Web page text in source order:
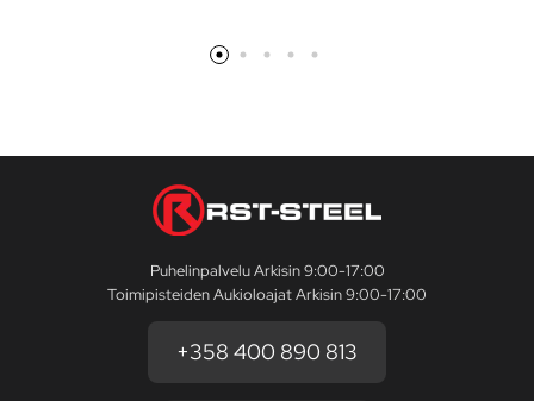
Puhelinpalvelu Arkisin 9:00-17:00
Toimipisteiden Aukioloajat Arkisin 9:00-17:00
+358 400 890 813